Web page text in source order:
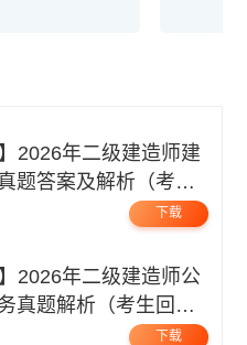
题答案及解析（考生
下载
真题解析（考生回忆
下载